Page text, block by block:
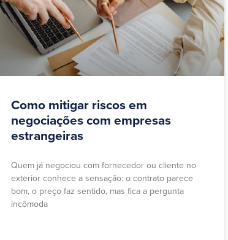
Como mitigar riscos em
negociações com empresas
estrangeiras
Quem já negociou com fornecedor ou cliente no
exterior conhece a sensação: o contrato parece
bom, o preço faz sentido, mas fica a pergunta
incômoda